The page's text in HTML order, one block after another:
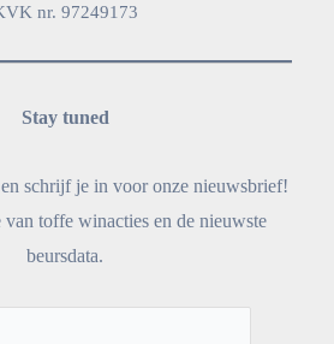
nr. 97249173
Stay tuned
schrijf je in voor onze nieuwsbrief!
toffe winacties en de nieuwste
beursdata.